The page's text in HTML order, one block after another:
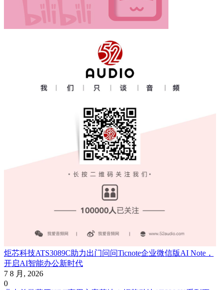
炬芯科技ATS3089C助力出门问问Ticnote企业微信版AI Note，
开启AI智能办公新时代
7 8 月, 2026
0